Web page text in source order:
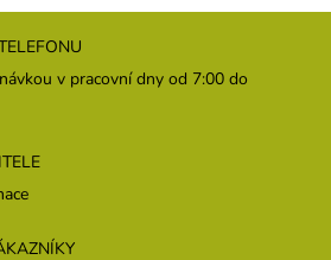
v pracovní dny od 7:00 do